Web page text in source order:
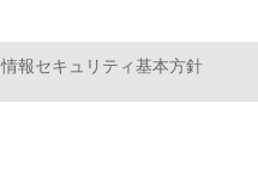
情報セキュリティ基本方針